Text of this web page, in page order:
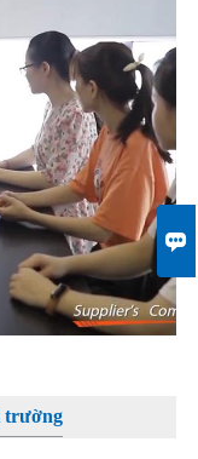

trường